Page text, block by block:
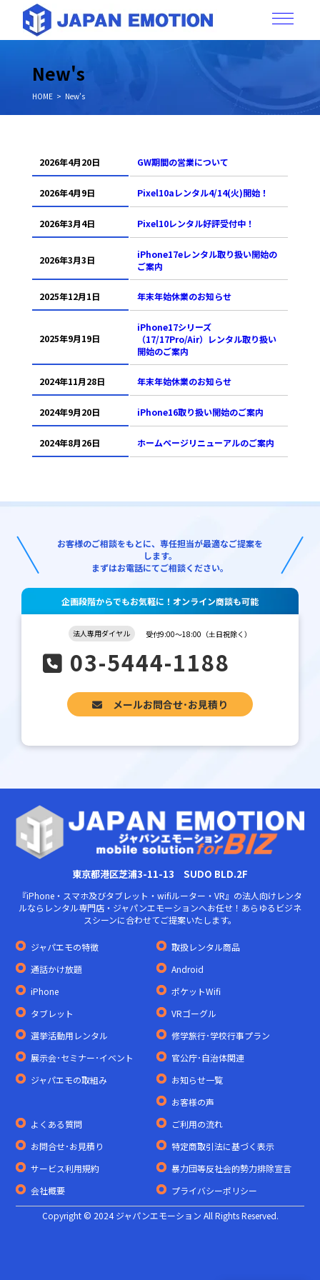
New's
HOME New’s
2026年4月20日 GW期間の営業について
2026年4月9日 Pixel10aレンタル4/14(火)開始！
2026年3月4日 Pixel10レンタル好評受付中！
2026年3月3日
iPhone17eレンタル取り扱い開始の
ご案内
2025年12月1日 年末年始休業のお知らせ
2025年9月19日
iPhone17シリーズ
（17/17Pro/Air）レンタル取り扱い
開始のご案内
2024年11月28日 年末年始休業のお知らせ
2024年9月20日 iPhone16取り扱い開始のご案内
2024年8月26日 ホームぺージリニューアルのご案内
お客様のご相談をもとに、専任担当が最適なご提案を
します。
まずはお電話にてご相談ください。
企画段階からでもお気軽に！オンライン商談も可能
法人専用ダイヤル 受付9:00～18:00（土日祝除く）
03-5444-1188
メールお問合せ･お見積り
東京都港区芝浦3-11-13 SUDO BLD.2F
『iPhone・スマホ及びタブレット・wifiルーター・VR』の法人向けレンタ
ルならレンタル専門店・ジャパンエモーションへお任せ！あらゆるビジネ
スシーンに合わせてご提案いたします。
ジャパエモの特徴
取扱レンタル商品
通話かけ放題
Android
iPhone
ポケットWifi
タブレット
VRゴーグル
選挙活動用レンタル
修学旅行･学校行事プラン
展示会･セミナー･イベント
官公庁･自治体関連
ジャパエモの取組み
お知らせ一覧
お客様の声
よくある質問
ご利用の流れ
お問合せ･お見積り
特定商取引法に基づく表示
サービス利用規約
暴力団等反社会的勢力排除宣言
会社概要
プライバシーポリシー
Copyright © 2024 ジャパンエモーション All Rights Reserved.